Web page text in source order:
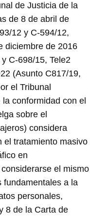
de Justicia de la
de 8 de abril de
12 y C-594/12,
diciembre de 2016
C-698/15, Tele2
(Asunto C817/19,
el Tribunal
conformidad con el
sobre el
considera
el tratamiento masivo
en
el mismo
fundamentales a la
personales,
8 de la Carta de